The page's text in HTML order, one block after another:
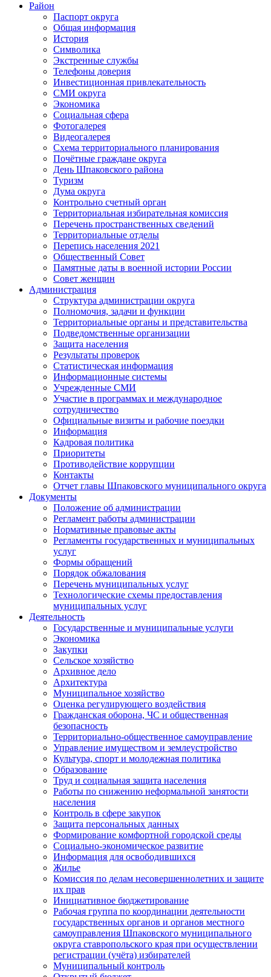
Район
Паспорт округа
Общая информация
История
Символика
Экстренные службы
Телефоны доверия
Инвестиционная привлекательность
СМИ округа
Экономика
Социальная сфера
Фотогалерея
Видеогалерея
Схема территориального планирования
Почётные граждане округа
День Шпаковского района
Туризм
Дума округа
Контрольно счетный орган
Территориальная избирательная комиссия
Перечень пространственных сведений
Территориальные отделы
Перепись населения 2021
Общественный Совет
Памятные даты в военной истории России
Совет женщин
Администрация
Структура администрации округа
Полномочия, задачи и функции
Территориальные органы и представительства
Подведомственные организации
Защита населения
Результаты проверок
Статистическая информация
Информационные системы
Учрежденные СМИ
Участие в программах и международное
сотрудничество
Официальные визиты и рабочие поездки
Информация
Кадровая политика
Приоритеты
Противодействие коррупции
Контакты
Отчет главы Шпаковского муниципального округа
Документы
Положение об администрации
Регламент работы администрации
Нормативные правовые акты
Регламенты государственных и муниципальных
услуг
Формы обращений
Порядок обжалования
Перечень муниципальных услуг
Технологические схемы предоставления
муниципальных услуг
Деятельность
Государственные и муниципальные услуги
Экономика
Закупки
Сельское хозяйство
Архивное дело
Архитектура
Муниципальное хозяйство
Оценка регулирующего воздействия
Гражданская оборона, ЧС и общественная
безопасность
Территориально-общественное самоуправление
Управление имуществом и землеустройство
Культура, спорт и молодежная политика
Образование
Труд и социальная защита населения
Работы по снижению неформальной занятости
населения
Контроль в сфере закупок
Защита персональных данных
Формирование комфортной городской среды
Социально-экономическое развитие
Информация для освободившихся
Жилье
Комиссия по делам несовершеннолетних и защите
их прав
Инициативное бюджетирование
Рабочая группа по координации деятельности
государственных органов и органов местного
самоуправления Шпаковского муниципального
округа ставропольского края при осуществлении
регистрации (учёта) избирателей
Муниципальный контроль